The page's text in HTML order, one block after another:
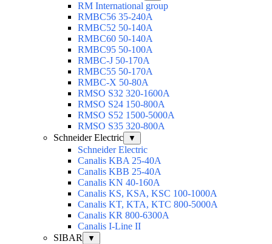
RM International group
RMBC56 35-240A
RMBC52 50-140A
RMBC60 50-140A
RMBC95 50-100А
RMBC-J 50-170A
RMBC55 50-170A
RMBC-X 50-80A
RMSO S32 320-1600A
RMSO S24 150-800A
RMSO S52 1500-5000A
RMSO S35 320-800A
Schneider Electric
▼
Schneider Electric
Canalis KBA 25-40A
Canalis KBB 25-40A
Canalis KN 40-160A
Canalis KS, KSA, KSC 100-1000A
Canalis KT, KTA, KTC 800-5000A
Canalis KR 800-6300A
Canalis I-Line II
SIBAR
▼